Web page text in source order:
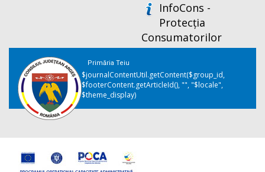
InfoCons -
Protecția
Consumatorilor
Primăria Teiu
$journalContentUtil.getContent($group_id,
$footerContent.getArticleId(), "", "$locale",
$theme_display)